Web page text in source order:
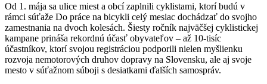
Od 1. mája sa ulice miest a obcí zaplnili cyklistami, ktorí budú v
rámci súťaže Do práce na bicykli celý mesiac dochádzať do svojho
zamestnania na dvoch kolesách. Šiesty ročník najväčšej cyklistickej
kampane prináša rekordnú účasť obyvateľov – až 10-tisíc
účastníkov, ktorí svojou registráciou podporili nielen myšlienku
rozvoja nemotorových druhov dopravy na Slovensku, ale aj svoje
mesto v súťažnom súboji s desiatkami ďalších samospráv.